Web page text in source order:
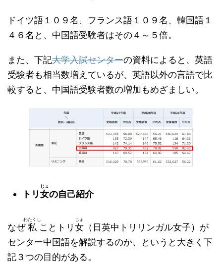
ドイツ語１０９名、フランス語１０９名、韓国語１
４６名と、中国語受験者はその４～５倍。
また、下記大学入試センターの資料によると、英語
受験者も相当数増えているが、英語以外の言語で比
較すると、中国語受験者数の増加もめざましい。
トリ女
じょ
の自己紹介
なぜ 私
わたくし
ことトリ女
じょ
（日英中トリリンガル女子）が
センター中国語を解説するのか、というと大きく下
記３つの目的がある。